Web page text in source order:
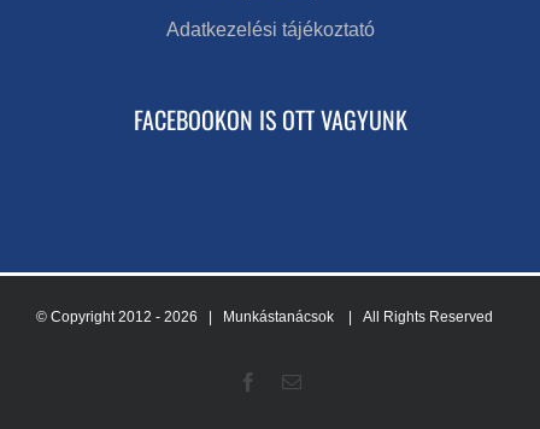
Adatkezelési tájékoztató
FACEBOOKON IS OTT VAGYUNK
© Copyright 2012 - 2026 | Munkástanácsok | All Rights Reserved
Facebook
Email